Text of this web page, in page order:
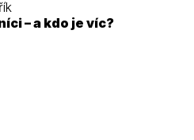
– a kdo je víc?